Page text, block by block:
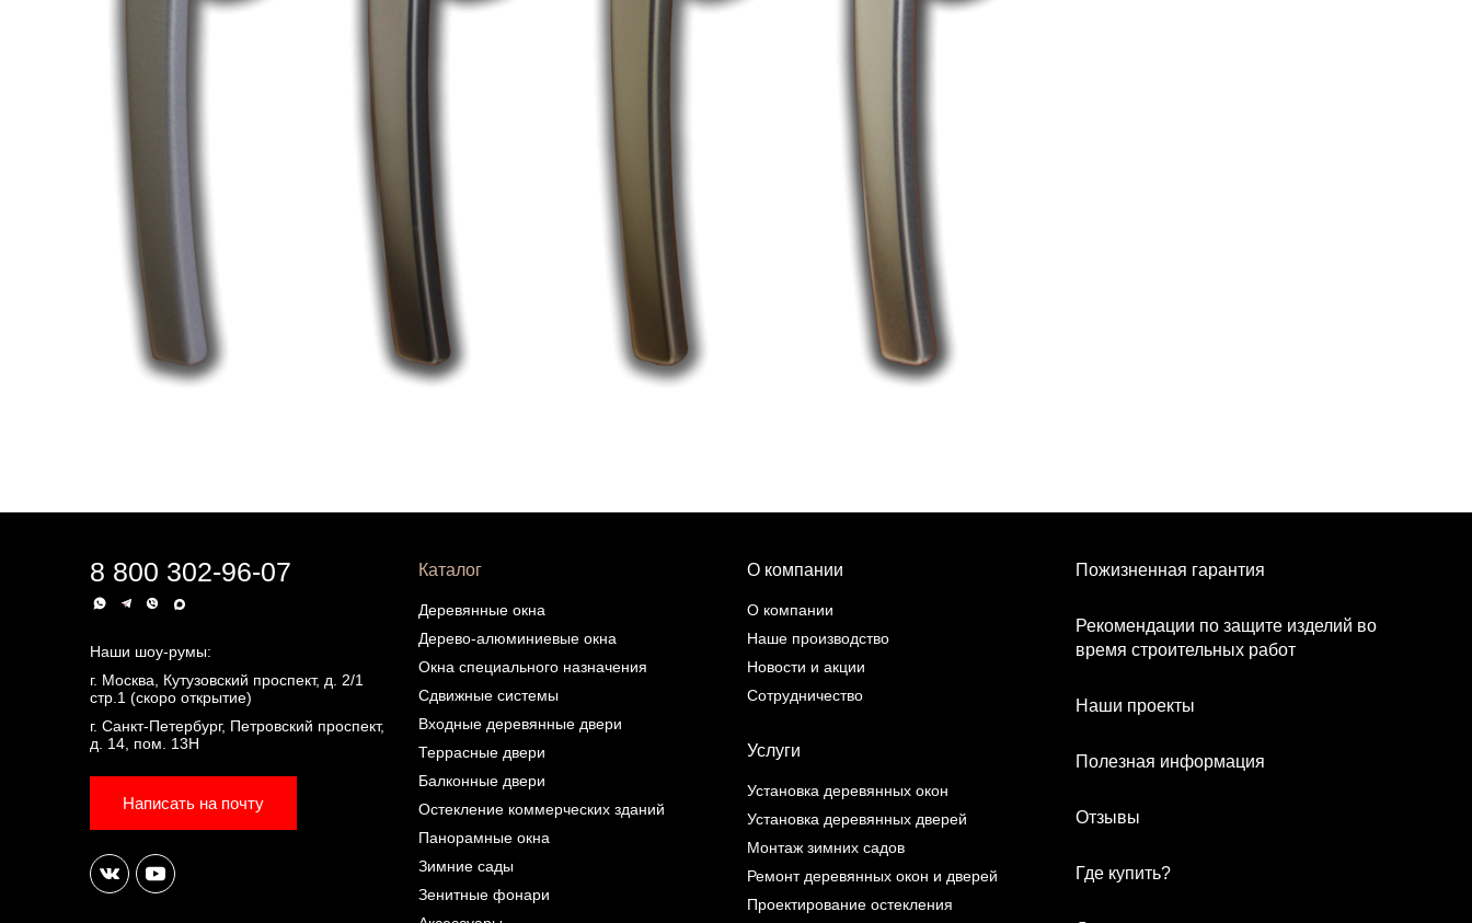
8 800 302-96-07
Наши шоу-румы:
г. Москва, Кутузовский проспект, д. 2/1
стр.1 (скоро открытие)
г. Санкт-Петербург, Петровский проспект,
д. 14, пом. 13Н
Написать на почту
Каталог
Деревянные окна
Дерево-алюминиевые окна
Окна специального назначения
Сдвижные системы
Входные деревянные двери
Террасные двери
Балконные двери
Остекление коммерческих зданий
Панорамные окна
Зимние сады
Зенитные фонари
О компании
О компании
Наше производство
Новости и акции
Сотрудничество
Услуги
Установка деревянных окон
Установка деревянных дверей
Монтаж зимних садов
Ремонт деревянных окон и дверей
Проектирование остекления
Пожизненная гарантия
Рекомендации по защите изделий во
время строительных работ
Наши проекты
Полезная информация
Отзывы
Где купить?